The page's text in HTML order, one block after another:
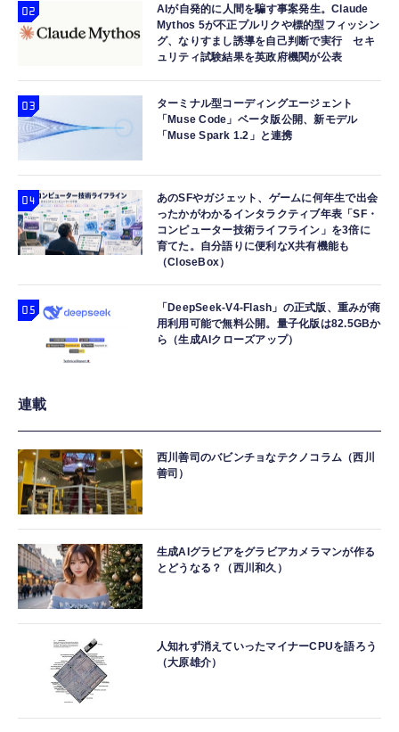
AIが自発的に人間を騙す事案発生。Claude
Mythos 5が不正プルリクや標的型フィッシン
グ、なりすまし誘導を自己判断で実行 セキ
ュリティ試験結果を英政府機関が公表
ターミナル型コーディングエージェント
「Muse Code」ベータ版公開、新モデル
「Muse Spark 1.2」と連携
あのSFやガジェット、ゲームに何年生で出会
ったかがわかるインタラクティブ年表「SF・
コンピューター技術ライフライン」を3倍に
育てた。自分語りに便利なX共有機能も
（CloseBox）
「DeepSeek-V4-Flash」の正式版、重みが商
用利用可能で無料公開。量子化版は82.5GBか
ら（生成AIクローズアップ）
連載
西川善司のバビンチョなテクノコラム（西川
善司）
生成AIグラビアをグラビアカメラマンが作る
とどうなる？（西川和久）
人知れず消えていったマイナーCPUを語ろう
（大原雄介）